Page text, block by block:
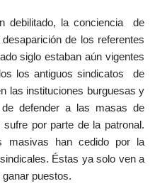
debilitado, la conciencia de
de los referentes
siglo estaban aún vigentes
los antiguos sindicatos de
instituciones burguesas y
defender a las masas de
por parte de la patronal.
masivas han cedido por la
Éstas ya solo ven a
puestos.